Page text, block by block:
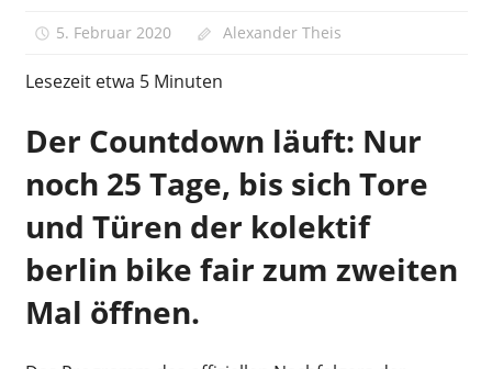
5. Februar 2020 Alexander Theis
Lesezeit etwa 5 Minuten
Der Countdown läuft: Nur
noch 25 Tage, bis sich Tore
und Türen der kolektif
berlin bike fair zum zweiten
Mal öffnen.